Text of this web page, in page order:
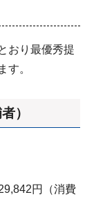
おり最優秀提
す。
）
円（消費